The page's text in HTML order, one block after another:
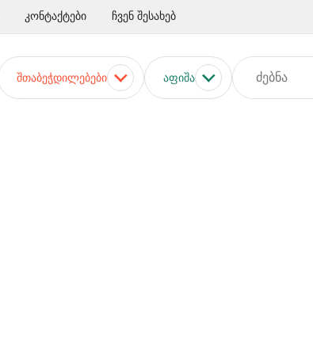
კონტაქტები ჩვენ შესახებ
ᲨᲗᲐᲑᲔᲭᲓᲘᲚᲔᲑᲔᲑᲘ ᲐᲤᲘᲨᲐ